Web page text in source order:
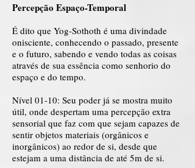
Percepção Espaço-Temporal
É dito que Yog-Sothoth é uma divindade
onisciente, conhecendo o passado, presente
e o futuro, sabendo e vendo todas as coisas
através de sua essência como senhorio do
espaço e do tempo.
Nível 01-10: Seu poder já se mostra muito
útil, onde despertam uma percepção extra
sensorial que faz com que sejam capazes de
sentir objetos materiais (orgânicos e
inorgânicos) ao redor de si, desde que
estejam a uma distância de até 5m de si.